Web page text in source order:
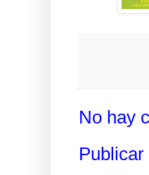
No hay